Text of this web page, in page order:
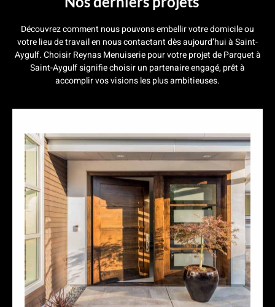
Découvrez comment nous pouvons embellir votre domicile ou
votre lieu de travail en nous contactant dès aujourd’hui à Saint-
Aygulf. Choisir Reynas Menuiserie pour votre projet de Parquet à
Saint-Aygulf signifie choisir un partenaire engagé, prêt à
accomplir vos visions les plus ambitieuses.